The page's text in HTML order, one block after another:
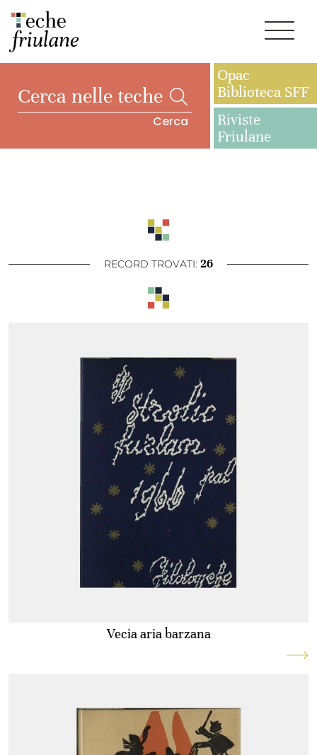
Cerca
Opac
Biblioteca SFF
Riviste
Friulane
RECORD TROVATI: 26
Vecia aria barzana